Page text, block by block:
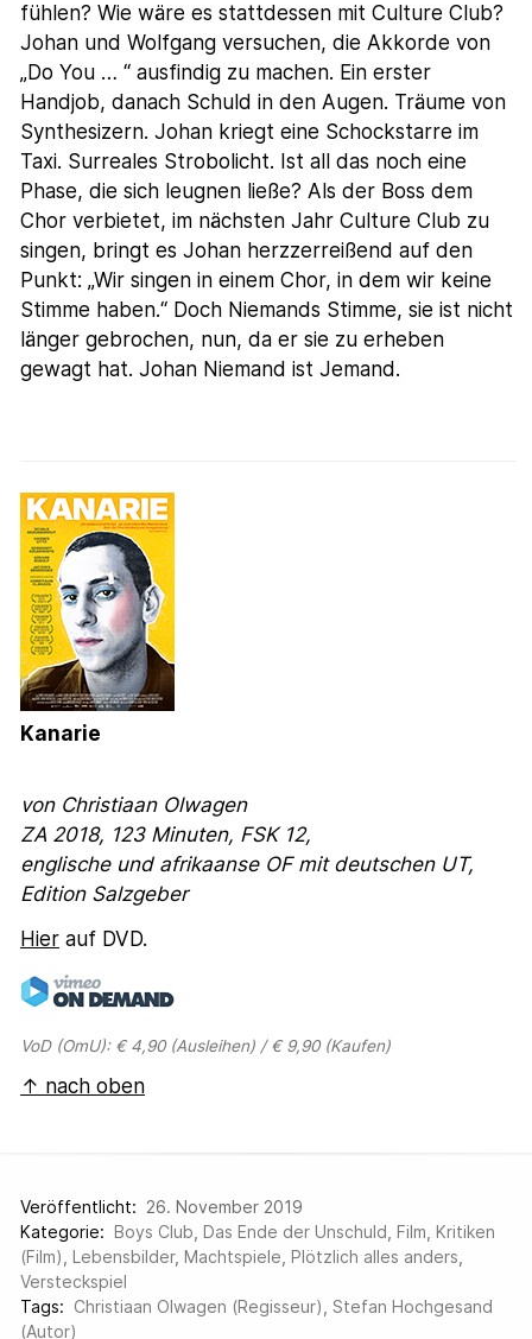
fühlen? Wie wäre es stattdessen mit Culture Club?
Johan und Wolfgang versuchen, die Akkorde von
„Do You … “ ausfindig zu machen. Ein erster
Handjob, danach Schuld in den Augen. Träume von
Synthesizern. Johan kriegt eine Schockstarre im
Taxi. Surreales Strobolicht. Ist all das noch eine
Phase, die sich leugnen ließe? Als der Boss dem
Chor verbietet, im nächsten Jahr Culture Club zu
singen, bringt es Johan herzzerreißend auf den
Punkt: „Wir singen in einem Chor, in dem wir keine
Stimme haben.“ Doch Niemands Stimme, sie ist nicht
länger gebrochen, nun, da er sie zu erheben
gewagt hat. Johan Niemand ist Jemand.
Kanarie
von Christiaan Olwagen
ZA 2018, 123 Minuten, FSK 12,
englische und afrikaanse OF mit deutschen UT,
Edition Salzgeber
Hier auf DVD.
VoD (OmU): € 4,90 (Ausleihen) / € 9,90 (Kaufen)
↑ nach oben
Veröffentlicht: 26. November 2019
Kategorie: Boys Club ,Das Ende der Unschuld ,Film ,Kritiken
(Film) ,Lebensbilder,Machtspiele ,Plötzlich alles anders
Versteckspiel
Tags: Christiaan Olwagen (Regisseur) ,Stefan Hochgesand
(Autor)